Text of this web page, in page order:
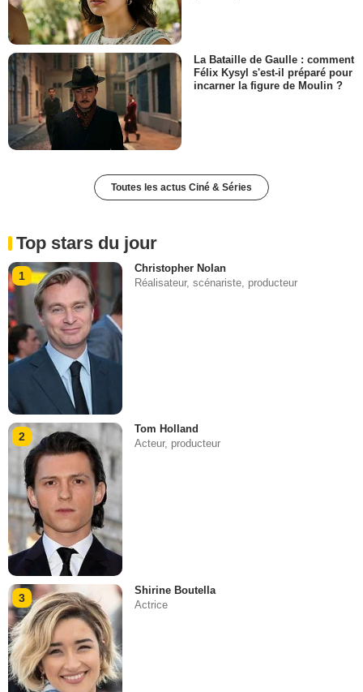
La Bataille de Gaulle : comment
Félix Kysyl s'est-il préparé pour
incarner la figure de Moulin ?
Toutes les actus Ciné & Séries
Top stars du jour
1
Christopher Nolan
Réalisateur, scénariste, producteur
2
Tom Holland
Acteur, producteur
3
Shirine Boutella
Actrice